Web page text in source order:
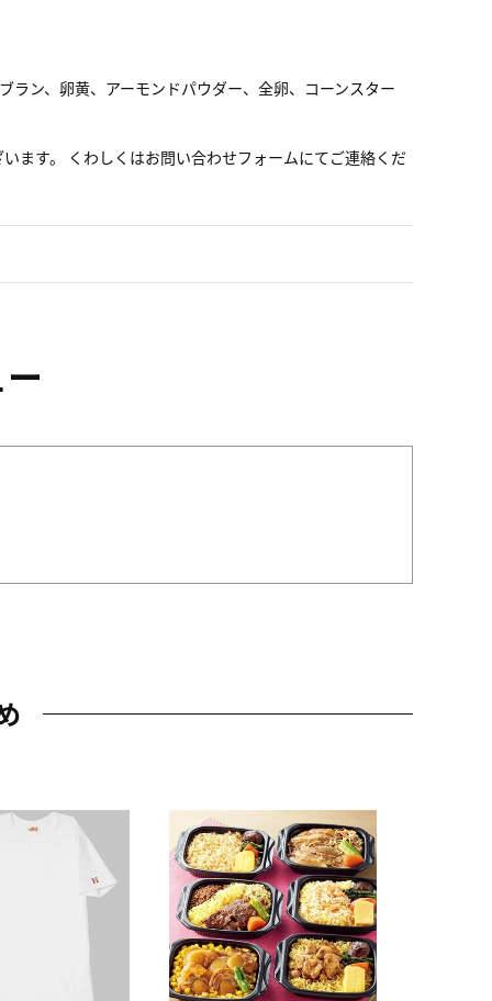
ン、卵黄、アーモンドパウダー、全卵、コーンスター
ます。 くわしくはお問い合わせフォームにてご連絡くだ